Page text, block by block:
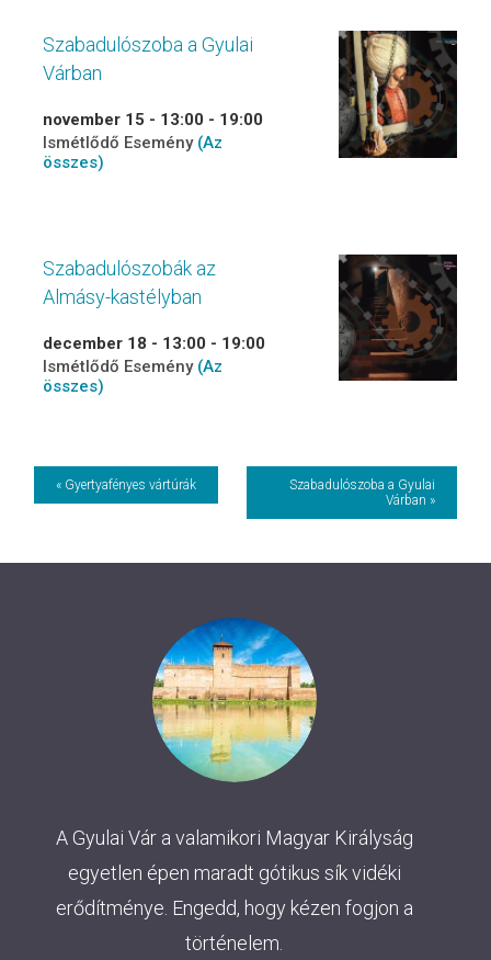
Szabadulószoba a Gyulai
Várban
november 15 - 13:00 - 19:00
Ismétlődő Esemény (Az
összes)
Szabadulószobák az
Almásy-kastélyban
december 18 - 13:00 - 19:00
Ismétlődő Esemény (Az
összes)
Event
Navigation
« Gyertyafényes vártúrák
Szabadulószoba a Gyulai
Várban »
A Gyulai Vár a valamikori Magyar Királyság
egyetlen épen maradt gótikus sík vidéki
erődítménye. Engedd, hogy kézen fogjon a
történelem.